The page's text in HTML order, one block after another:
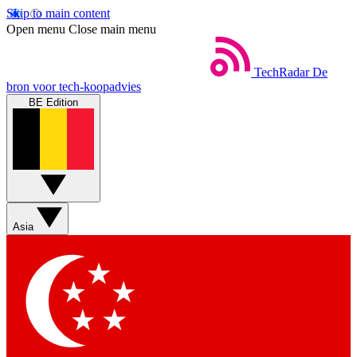
Skip to main content
Open menu Close main menu
TechRadar De
bron voor tech-koopadvies
BE Edition
Asia